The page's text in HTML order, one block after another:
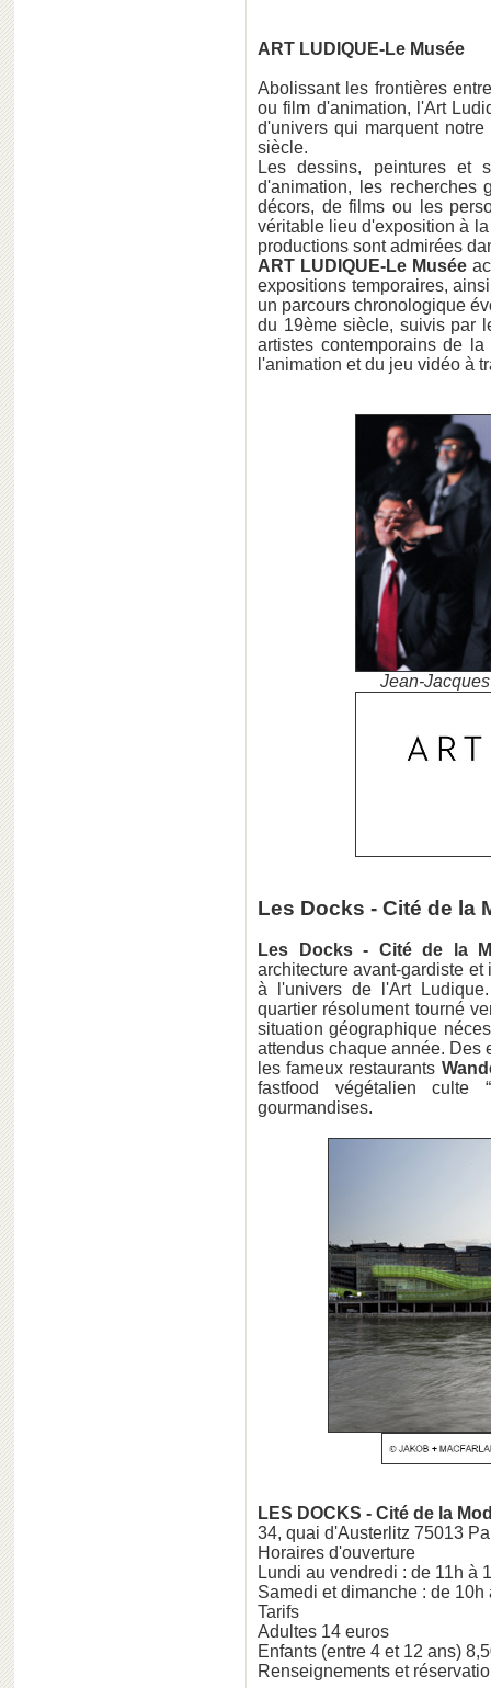
ART LUDIQUE-Le Musée
Abolissant les frontières
ou film d'animation, l'Art
d'univers qui marquent
siècle.
Les dessins, peintures et
d'animation, les recherches
décors, de films ou les
véritable lieu d'exposition à
productions sont admirées
ART LUDIQUE-Le Musée
expositions temporaires,
un parcours chronologique
du 19ème siècle, suivis par
artistes contemporains de
l'animation et du jeu vidéo à
Jean-
Les Docks - Cité de la
Les Docks - Cité de la
architecture avant-gardiste
à l'univers de l'Art
quartier résolument tourné
situation géographique
attendus chaque année. Des
les fameux restaurants
fastfood végétalien culte “
gourmandises.
LES DOCKS - Cité de la
34, quai d'Austerlitz 75013
Horaires d'ouverture
Lundi au vendredi : de 11h à
Samedi et dimanche : de 10h
Tarifs
Adultes 14 euros
Enfants (entre 4 et 12 ans)
Renseignements et